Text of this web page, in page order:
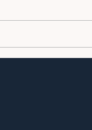
i demonstrations- og
håndtering af
n-Hexen